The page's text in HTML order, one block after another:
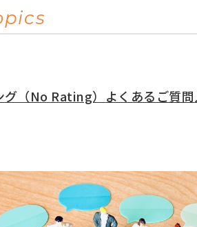
（No Rating） よくあるご質問